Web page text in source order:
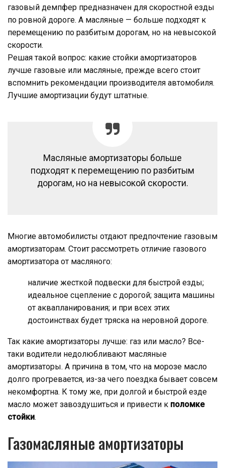
газовый демпфер предназначен для скоростной езды
по ровной дороге. А масляные — больше подходят к
перемещению по разбитым дорогам, но на невысокой
скорости.
Решая такой вопрос: какие стойки амортизаторов
лучше газовые или масляные, прежде всего стоит
вспомнить рекомендации производителя автомобиля.
Лучшие амортизации будут штатные.
Масляные амортизаторы больше
подходят к перемещению по разбитым
дорогам, но на невысокой скорости.
Многие автомобилисты отдают предпочтение газовым
амортизаторам. Стоит рассмотреть отличие газового
амортизатора от масляного:
наличие жесткой подвески для быстрой езды;
идеальное сцепление с дорогой; защита машины
от аквапланирования; и при всех этих
достоинствах будет тряска на неровной дороге.
Так какие амортизаторы лучше: газ или масло? Все-
таки водители недолюбливают масляные
амортизаторы. А причина в том, что на морозе масло
долго прогревается, из-за чего поездка бывает совсем
некомфортна. К тому же, при долгой и быстрой езде
масло может завоздушиться и привести к поломке
стойки.
Газомасляные амортизаторы